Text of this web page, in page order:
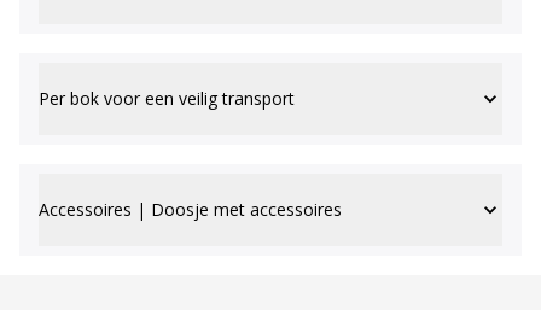
Per bok voor een veilig transport
Accessoires | Doosje met accessoires